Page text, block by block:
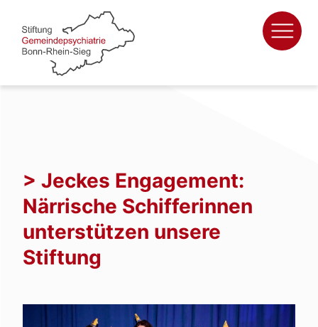
Zum
Inhalt
springen
> Jeckes Engagement:
Närrische Schifferinnen
unterstützen unsere
Stiftung